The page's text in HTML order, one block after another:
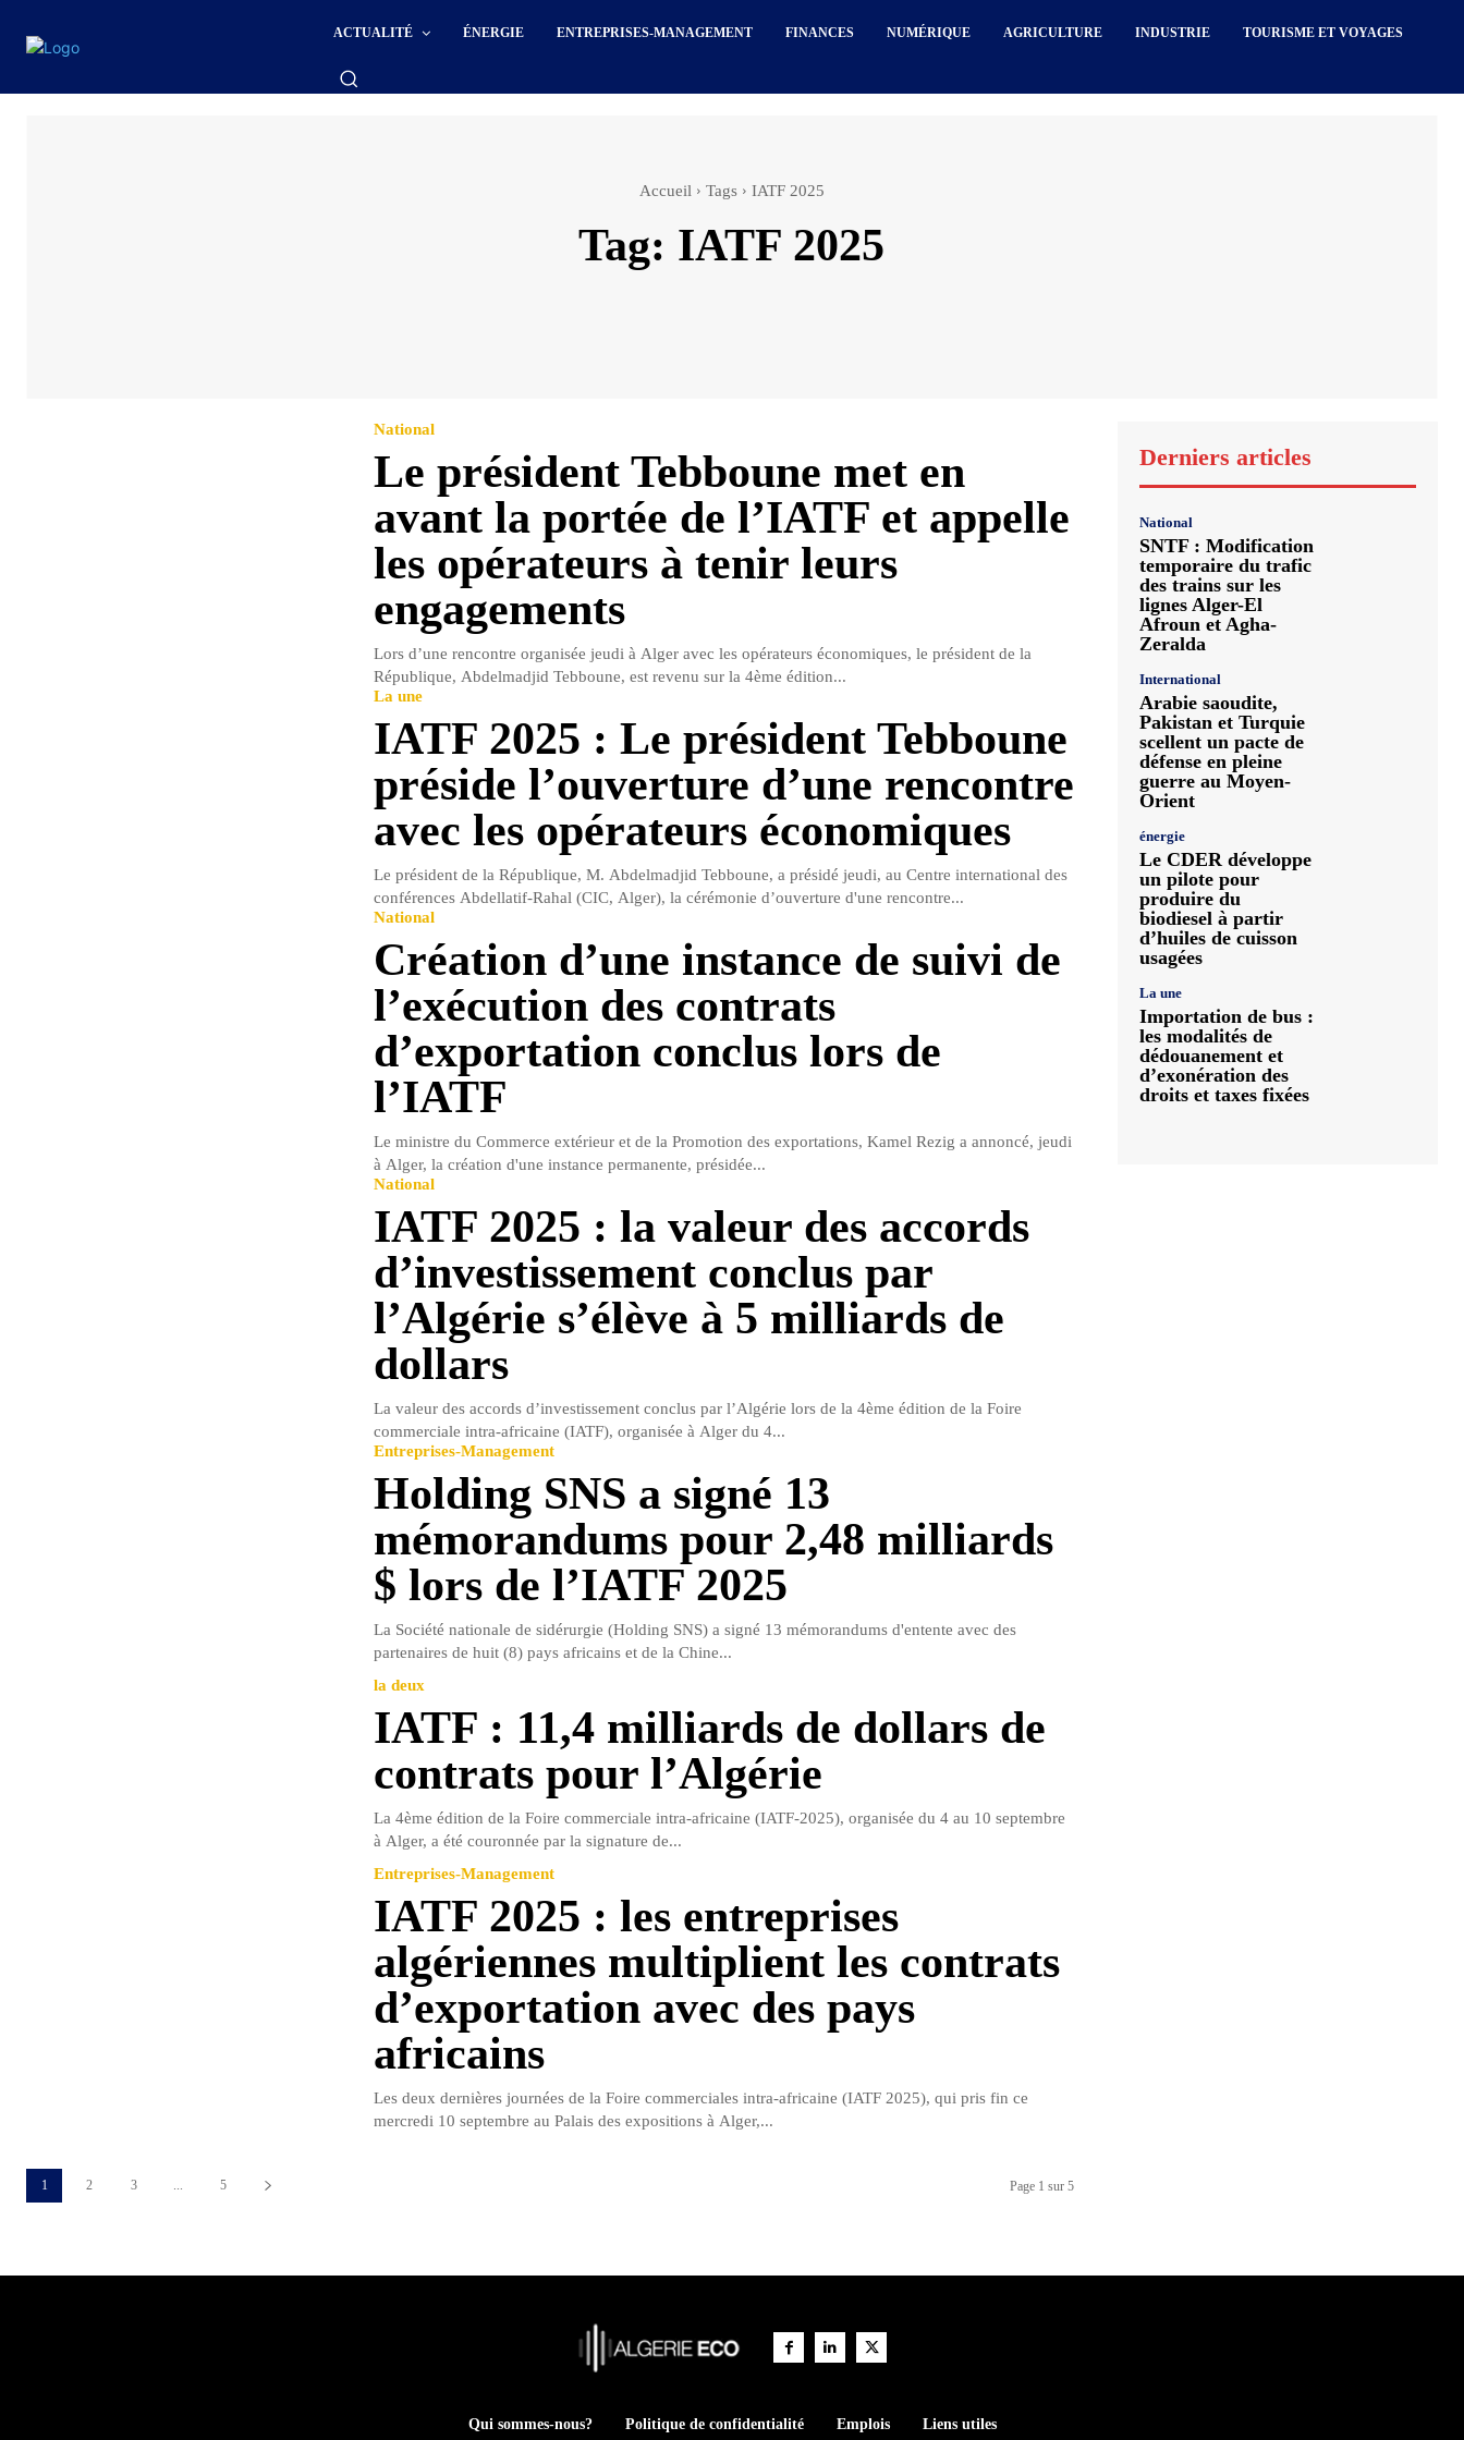
ACTUALITÉ ÉNERGIE ENTREPRISES-MANAGEMENT FINANCES NUMÉRIQUE AGRICULTURE INDUSTRIE TOURISME ET VOYAGES
Accueil Tags IATF 2025
Tag: IATF 2025
National
Le président Tebboune met en
avant la portée de l’IATF et appelle
les opérateurs à tenir leurs
engagements
Lors d’une rencontre organisée jeudi à Alger avec les opérateurs économiques, le président de la
République, Abdelmadjid Tebboune, est revenu sur la 4ème édition...
La une
IATF 2025 : Le président Tebboune
préside l’ouverture d’une rencontre
avec les opérateurs économiques
Le président de la République, M. Abdelmadjid Tebboune, a présidé jeudi, au Centre international des
conférences Abdellatif-Rahal (CIC, Alger), la cérémonie d’ouverture d'une rencontre...
National
Création d’une instance de suivi de
l’exécution des contrats
d’exportation conclus lors de
l’IATF
Le ministre du Commerce extérieur et de la Promotion des exportations, Kamel Rezig a annoncé, jeudi
à Alger, la création d'une instance permanente, présidée...
National
IATF 2025 : la valeur des accords
d’investissement conclus par
l’Algérie s’élève à 5 milliards de
dollars
La valeur des accords d’investissement conclus par l’Algérie lors de la 4ème édition de la Foire
commerciale intra-africaine (IATF), organisée à Alger du 4...
Entreprises-Management
Holding SNS a signé 13
mémorandums pour 2,48 milliards
$ lors de l’IATF 2025
La Société nationale de sidérurgie (Holding SNS) a signé 13 mémorandums d'entente avec des
partenaires de huit (8) pays africains et de la Chine...
la deux
IATF : 11,4 milliards de dollars de
contrats pour l’Algérie
La 4ème édition de la Foire commerciale intra-africaine (IATF-2025), organisée du 4 au 10 septembre
à Alger, a été couronnée par la signature de...
Entreprises-Management
IATF 2025 : les entreprises
algériennes multiplient les contrats
d’exportation avec des pays
africains
Les deux dernières journées de la Foire commerciales intra-africaine (IATF 2025), qui pris fin ce
mercredi 10 septembre au Palais des expositions à Alger,...
1 2 3 5 Page 1 sur 5
Derniers articles
National
SNTF : Modification
temporaire du trafic
des trains sur les
lignes Alger-El
Afroun et Agha-
Zeralda
International
Arabie saoudite,
Pakistan et Turquie
scellent un pacte de
défense en pleine
guerre au Moyen-
Orient
énergie
Le CDER développe
un pilote pour
produire du
biodiesel à partir
d’huiles de cuisson
usagées
La une
Importation de bus :
les modalités de
dédouanement et
d’exonération des
droits et taxes fixées
Qui sommes-nous? Politique de confidentialité Emplois Liens utiles